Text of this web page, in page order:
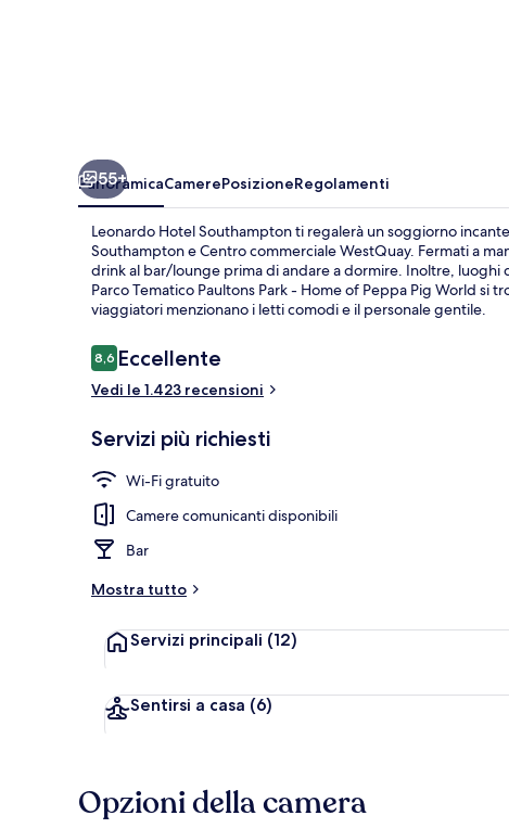
55+
PanoramicaCamerePosizioneRegolamenti
Leonardo Hotel Southampton ti regalerà un soggiorno
Southampton e Centro commerciale WestQuay. Fermati a
drink al bar/lounge prima di andare a dormire. Inoltre, luoghi
Parco Tematico Paultons Park - Home of Peppa Pig World si
viaggiatori menzionano i letti comodi e il personale gentile.
Recensioni
8,68,6 su 10
Eccellente
Vedi le 1.423 recensioni
Servizi più richiesti
Wi-Fi gratuito
Camere comunicanti disponibili
Bar
Mostra tutto
Servizi principali (12)
Sentirsi a casa (6)
Opzioni della camera